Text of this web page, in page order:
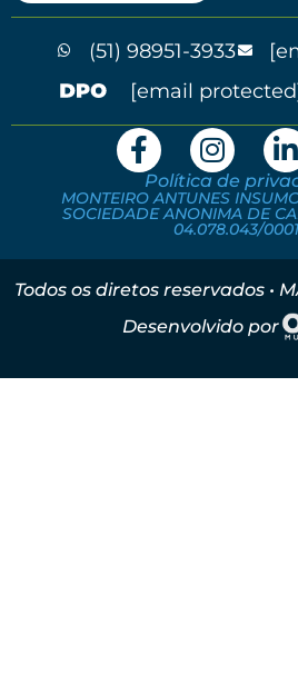
(51) 98951-3933
[email
Política de
MONTEIRO ANTUNES
SOCIEDADE ANONIMA DE
04.078.043/
Todos os diretos reservados •
Desenvolvido por